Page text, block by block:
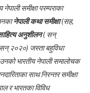
समीक्षा परम्पराका
नेपाली कथा समीक्षा(सह,
अनुशीलन( सन्
२०२०) जस्ता बहुविधा
भारतीय नेपाली समालोचक
साथ निरन्तर समीक्षा
र भारतका विविध